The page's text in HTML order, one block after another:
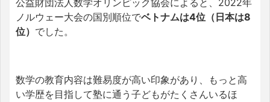
公益財団法人数学オリンピック協会によると、2022年
ノルウェー大会の国別順位でベトナムは4位（日本は8
位） でした。
数学の教育内容は難易度が高い印象があり、もっと高
い学歴を目指して塾に通う子どもがたくさんいるほ